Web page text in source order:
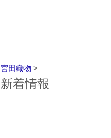
宮田織物 >
新着情報